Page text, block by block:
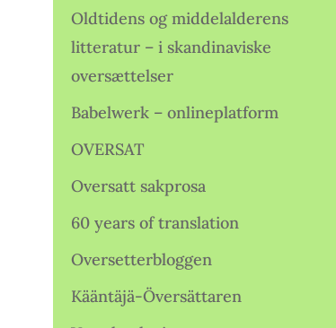
Oldtidens og middelalderens
litteratur – i skandinaviske
oversættelser
Babelwerk – onlineplatform
OVERSAT
Oversatt sakprosa
60 years of translation
Oversetterbloggen
Kääntäjä-Översättaren